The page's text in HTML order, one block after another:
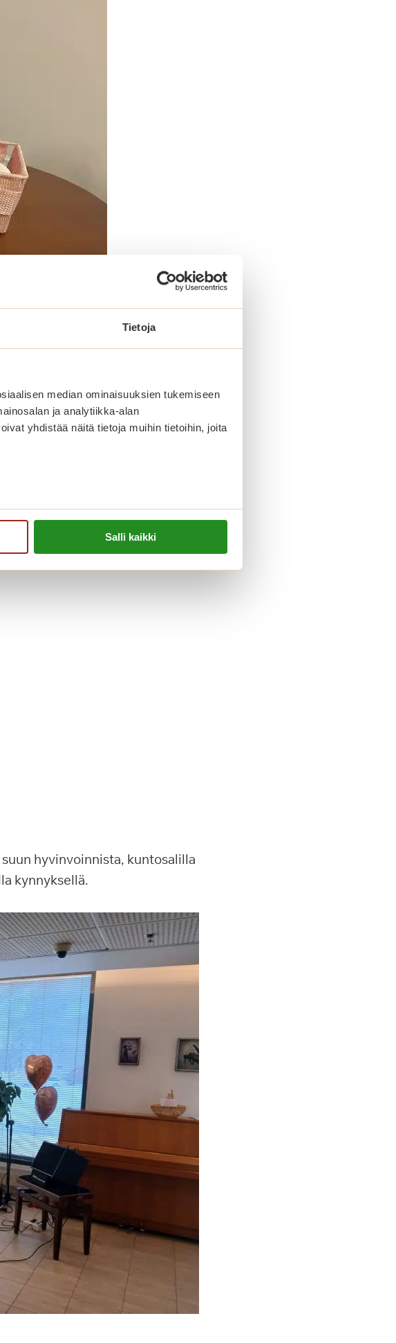
Tietoja
median ominaisuuksien tukemiseen
ja analytiikka-alan
yhdistää näitä tietoja muihin tietoihin, joita
Salli kaikki
hyvinvoinnista, kuntosalilla
kynnyksellä.